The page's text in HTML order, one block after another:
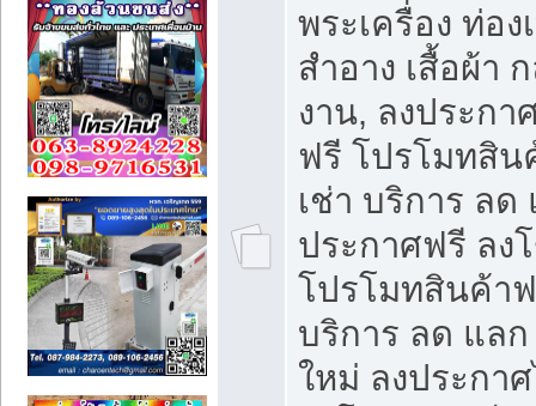
พระเครื่อง ท่อง
สำอาง เสื้อผ้า
งาน, ลงประก
ฟรี โปรโมทสิ
เช่า บริการ ลด
ประกาศฟรี ล
โปรโมทสินค้า
บริการ ลด แล
ใหม่ ลงประกา